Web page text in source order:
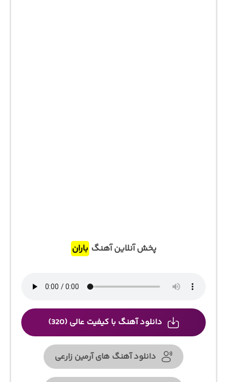
پخش آنلاین آهنگ باران
دانلود آهنگ با کیفیت عالی (320)
دانلود آهنگ های آرمین زارعی